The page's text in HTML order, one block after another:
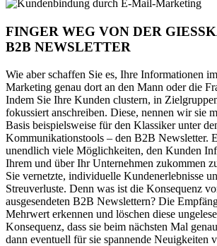
FINGER WEG VON DER
B2B NEWSLETTER
Wie aber schaffen Sie es, Ihre Informationen
Marketing genau dort an den Mann oder die
Indem Sie Ihre Kunden clustern, in
fokussiert anschreiben. Diese, nennen wir sie
Basis beispielsweise für den Klassiker unter
Kommunikationstools – den B2B Newsletter.
unendlich viele Möglichkeiten, den Kunden
Ihrem und über Ihr Unternehmen zukommen
Sie vernetzte, individuelle Kundenerlebnisse
Streuverluste. Denn was ist die Konsequenz
ausgesendeten B2B Newslettern? Die
Mehrwert erkennen und löschen diese
Konsequenz, dass sie beim nächsten Mal
dann eventuell für sie spannende Neuigkeiten